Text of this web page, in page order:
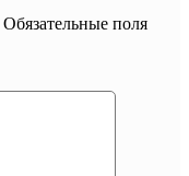
Обязательные поля